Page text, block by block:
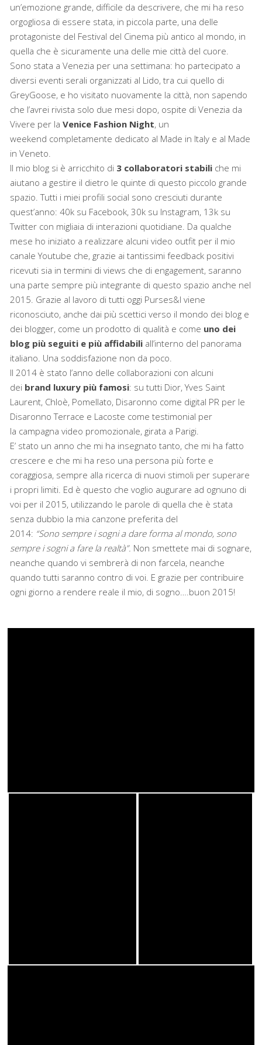
un’emozione grande, difficile da descrivere, che mi ha reso
orgogliosa di essere stata, in piccola parte, una delle
protagoniste del Festival del Cinema più antico al mondo, in
quella che è sicuramente una delle mie città del cuore.
Sono stata a Venezia per una settimana: ho partecipato a
diversi eventi serali organizzati al Lido, tra cui quello di
GreyGoose, e ho visitato nuovamente la città, non sapendo
che l’avrei rivista solo due mesi dopo, ospite di Venezia da
Vivere per laVenice Fashion Night, un
weekend completamente dedicato al Made in Italy e al Made
in Veneto.
Il mio blog si è arricchito di 3 collaboratori stabili che mi
aiutano a gestire il dietro le quinte di questo piccolo grande
spazio. Tutti i miei profili social sono cresciuti durante
quest’anno: 40k su Facebook, 30k su Instagram, 13k su
Twitter con migliaia di interazioni quotidiane. Da qualche
mese ho iniziato a realizzare alcuni video outfit per il mio
canale Youtube che, grazie ai tantissimi feedback positivi
ricevuti sia in termini di views che di engagement, saranno
una parte sempre più integrante di questo spazio anche nel
2015. Grazie al lavoro di tutti oggi Purses&I viene
riconosciuto, anche dai più scettici verso il mondo dei blog e
dei blogger, come un prodotto di qualità e come uno dei
blog più seguiti e più affidabili all’interno del panorama
italiano. Una soddisfazione non da poco.
Il 2014 è stato l’anno delle collaborazioni con alcuni
dei brand luxury più famosi: su tutti Dior, Yves Saint
Laurent, Chloè, Pomellato, Disaronno come digital PR per le
Disaronno Terrace e Lacoste come testimonial per
la campagna video promozionale, girata a Parigi.
E’ stato un anno che mi ha insegnato tanto, che mi ha fatto
crescere e che mi ha reso una persona più forte e
coraggiosa, sempre alla ricerca di nuovi stimoli per superare
i propri limiti. Ed è questo che voglio augurare ad ognuno di
voi per il 2015, utilizzando le parole di quella che è stata
senza dubbio la mia canzone preferita del
2014: “Sono sempre i sogni a dare forma al mondo, sono
sempre i sogni a fare la realtà”. Non smettete mai di sognare,
neanche quando vi sembrerà di non farcela, neanche
quando tutti saranno contro di voi. E grazie per contribuire
ogni giorno a rendere reale il mio, di sogno….buon 2015!